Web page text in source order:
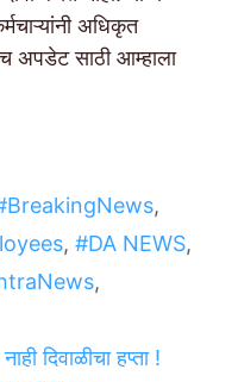
अधिकृत
अपडेट साठी आम्हाला
,
, #DA NEWS,
,
दिवाळीचा हप्ता !